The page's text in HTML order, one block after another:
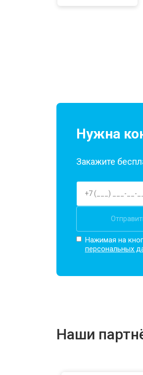
Нужна
Закажите
Нажимая на
персональных
Наши